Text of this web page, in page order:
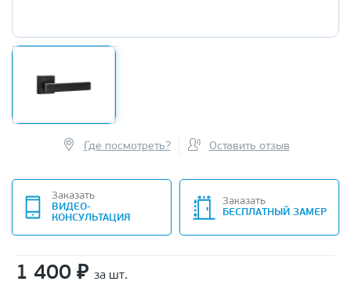
Где посмотреть? Оставить отзыв
Заказать
ВИДЕО-
КОНСУЛЬТАЦИЯ
Заказать
БЕСПЛАТНЫЙ ЗАМЕР
1 400 ₽ за шт.